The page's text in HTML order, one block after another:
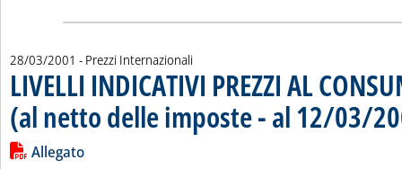
28/03/2001 - Prezzi Internazionali
LIVELLI INDICATIVI PREZZI AL
(al netto delle imposte - al 12/03/
Leggi tutta la notizia: 'LIVELLI INDICATIVI PREZZI AL
Lista allegati PDF alla notizia
Allegato